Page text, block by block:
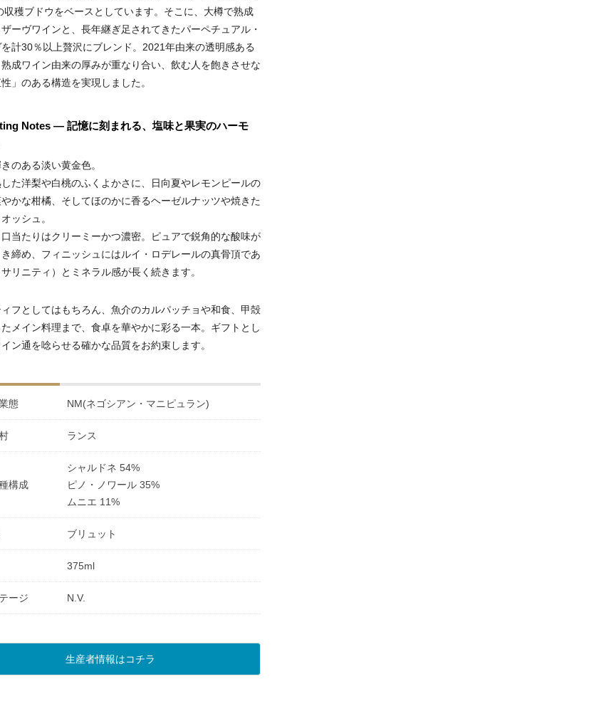
収穫ブドウをベースとしています。そこに、大樽で熟成
ーヴワインと、長年継ぎ足されてきたパーペチュアル・
を計30％以上贅沢にブレンド。2021年由来の透明感ある
成ワイン由来の厚みが重なり合い、飲む人を飽きさせな
」のある構造を実現しました。
Notes ― 記憶に刻まれる、塩味と果実のハーモ
のある淡い黄金色。
た洋梨や白桃のふくよかさに、日向夏やレモンピールの
やかな柑橘、そしてほのかに香るヘーゼルナッツや焼きた
ッシュ。
口当たりはクリーミーかつ濃密。ピュアで鋭角的な酸味が
締め、フィニッシュにはルイ・ロデレールの真骨頂であ
リニティ）とミネラル感が長く続きます。
フとしてはもちろん、魚介のカルパッチョや和食、甲殻
メイン料理まで、食卓を華やかに彩る一本。ギフトとし
ン通を唸らせる確かな品質をお約束します。
態 NM(ネゴシアン・マニピュラン)
ランス
構成
シャルドネ 54%
ピノ・ノワール 35%
ムニエ 11%
ブリュット
375ml
ージ N.V.
生産者情報はコチラ